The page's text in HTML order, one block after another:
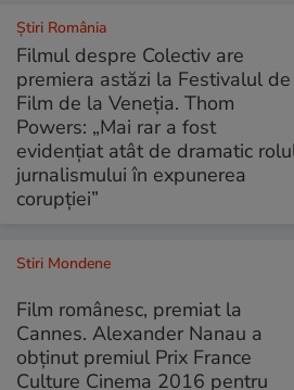
Știri România
Filmul despre Colectiv are
premiera astăzi la Festivalul de
Film de la Veneția. Thom
Powers: „Mai rar a fost
evidențiat atât de dramatic
jurnalismului în expunerea
corupției”
Stiri Mondene
Film românesc, premiat la
Cannes. Alexander Nanau a
obținut premiul Prix France
Culture Cinema 2016 pentru